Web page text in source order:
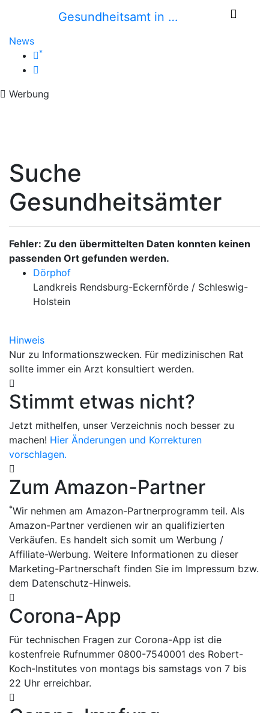
Gesundheitsamt in …
News
*
Werbung
Suche
Gesundheitsämter
Fehler: Zu den übermittelten Daten konnten keinen
passenden Ort gefunden werden.
Dörphof
Landkreis Rendsburg-Eckernförde / Schleswig-
Holstein
Hinweis
Nur zu Informationszwecken. Für medizinischen Rat
sollte immer ein Arzt konsultiert werden.
Stimmt etwas nicht?
Jetzt mithelfen, unser Verzeichnis noch besser zu
machen! Hier Änderungen und Korrekturen
vorschlagen.
Zum Amazon-Partner
*Wir nehmen am Amazon-Partnerprogramm teil. Als
Amazon-Partner verdienen wir an qualifizierten
Verkäufen. Es handelt sich somit um Werbung /
Affiliate-Werbung. Weitere Informationen zu dieser
Marketing-Partnerschaft finden Sie im Impressum bzw.
dem Datenschutz-Hinweis.
Corona-App
Für technischen Fragen zur Corona-App ist die
kostenfreie Rufnummer 0800-7540001 des Robert-
Koch-Institutes von montags bis samstags von 7 bis
22 Uhr erreichbar.